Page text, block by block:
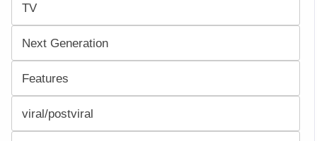
TV
Next Generation
Features
viral/postviral